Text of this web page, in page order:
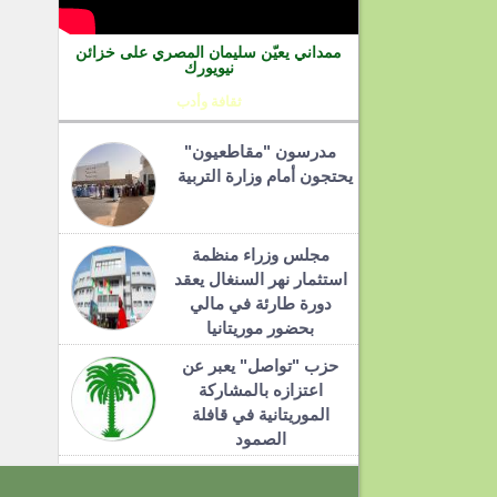
ممداني يعيّن سليمان المصري على خزائن
نيويورك
ثقافة وأدب
مدرسون "مقاطعيون"
يحتجون أمام وزارة التربية
مجلس وزراء منظمة
استثمار نهر السنغال يعقد
دورة طارئة في مالي
بحضور موريتانيا
حزب "تواصل" يعبر عن
اعتزازه بالمشاركة
الموريتانية في قافلة
الصمود